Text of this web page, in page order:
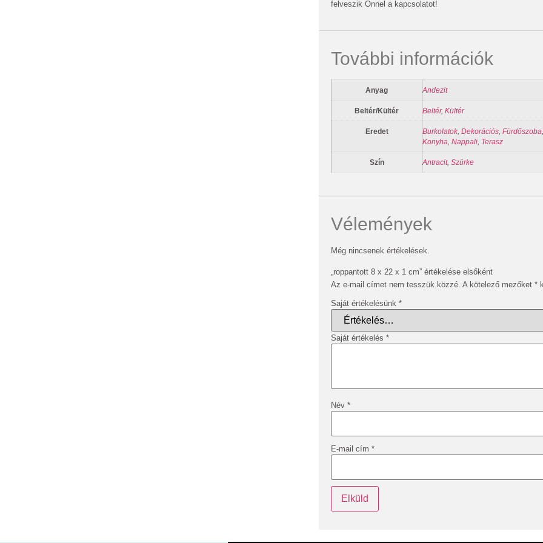
felveszik Önnel a kapcsolatot!
További információk
Anyag Andezit
Beltér/Kültér Beltér, Kültér
Eredet Burkolatok Dekorációs Fürdőszoba
Konyha Nappali Terasz
Szín Antracit, Szürke
Vélemények
Még nincsenek értékelések.
„roppantott 8 x 22 x 1 cm” értékelése elsőként
Az e-mail címet nem tesszük közzé. A kötelező mezőket *
Saját értékelésünk *
Saját értékelés *
Név *
E-mail cím *